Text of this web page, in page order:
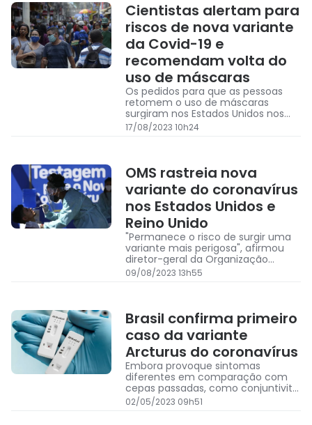
Cientistas alertam para
riscos de nova variante
da Covid-19 e
recomendam volta do
uso de máscaras
Os pedidos para que as pessoas
retomem o uso de máscaras
surgiram nos Estados Unidos nos
últimos dias, em meio a um
aumento de 12% nas
17/08/2023 10h24
OMS rastreia nova
variante do coronavírus
nos Estados Unidos e
Reino Unido
"Permanece o risco de surgir uma
variante mais perigosa", afirmou
diretor-geral da Organização
Mundial da Saúde
09/08/2023 13h55
Brasil confirma primeiro
caso da variante
Arcturus do coronavírus
Embora provoque sintomas
diferentes em comparação com
cepas passadas, como conjuntivite
e quadros de febre alta, a nova
linhagem não apresentou, até o
02/05/2023 09h51